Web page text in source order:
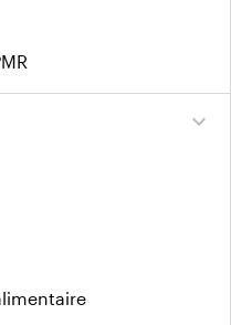
expand_more